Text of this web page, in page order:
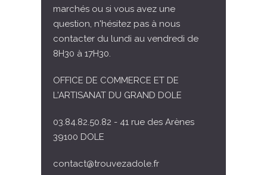
marchés ou si vous avez une
question, n'hésitez pas à nous
contacter du lundi au vendredi de
8H30 à 17H30.
OFFICE DE COMMERCE ET DE
L'ARTISANAT DU GRAND DOLE
03.84.82.50.82 - 41 rue des Arènes
39100 DOLE
contact@trouvezadole.fr